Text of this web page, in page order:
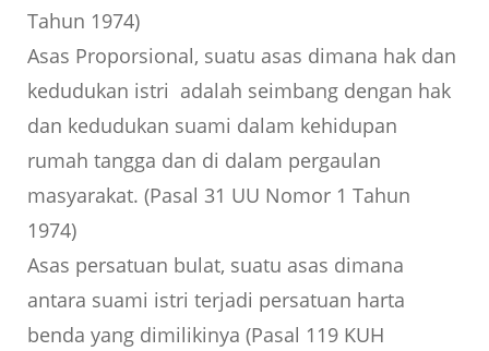
Tahun 1974)
Asas Proporsional, suatu asas dimana hak dan
kedudukan istri adalah seimbang dengan hak
dan kedudukan suami dalam kehidupan
rumah tangga dan di dalam pergaulan
masyarakat. (Pasal 31 UU Nomor 1 Tahun
1974)
Asas persatuan bulat, suatu asas dimana
antara suami istri terjadi persatuan harta
benda yang dimilikinya (Pasal 119 KUH